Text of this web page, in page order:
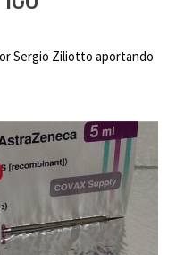
Sergio Ziliotto aportando